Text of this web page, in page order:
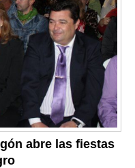
abre las fiestas